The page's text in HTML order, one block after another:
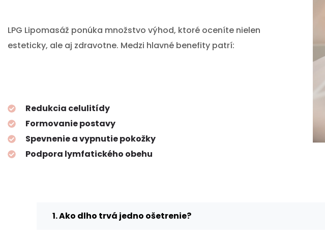
LPG Lipomasáž ponúka množstvo výhod, ktoré oceníte nielen
esteticky, ale aj zdravotne. Medzi hlavné benefity patrí:
Redukcia celulitídy
Formovanie postavy
Spevnenie a vypnutie pokožky
Podpora lymfatického obehu
1. Ako dlho trvá jedno ošetrenie?